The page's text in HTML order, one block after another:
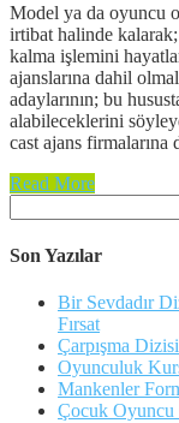
Model ya da oyuncu
irtibat halinde kalarak;
kalma işlemini
ajanslarına dahil
adaylarının; bu
alabileceklerini
cast ajans firmalarına
Read More
Son Yazılar
Bir Sevdadır
Fırsat
Çarpışma
Oyunculuk
Mankenler
Çocuk Oyuncu